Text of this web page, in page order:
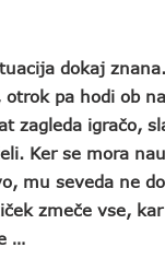
dokaj
otrok pa hodi ob
zagleda igračo,
Ker se mora
mu seveda ne
zmeče vse,
…